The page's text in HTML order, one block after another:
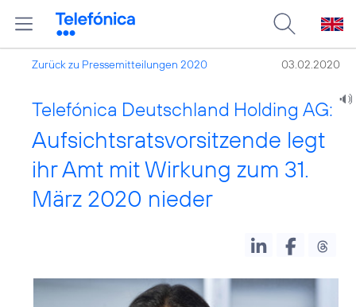
Zurück zu Pressemitteilungen 2020 03.02.2020
Telefónica Deutschland Holding AG:
Aufsichtsratsvorsitzende legt
ihr Amt mit Wirkung zum 31.
März 2020 nieder